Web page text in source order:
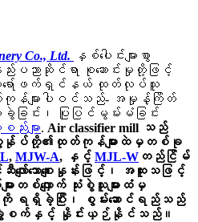
Co., Ltd.
နှစ်ပေါင်းများစွာ
ညာဆိုင်ရာ စုဆောင်းမှုတို့ဖြင့်
ရော်ဖက်ရှင်နယ် ထုတ်လုပ်သူ
များပါဝင်သည်- အမှုန့်ကြိတ်
ြင်း၊ ပြုပြင်မွမ်းမံခြင်း
များ. Air classifier mill သည်
ကျွန်ုပ်တို့၏ထုတ်ကုန်များထဲမှတစ်ခု
, MJW-A, နှင့် MJL-W တည်ငြိမ်
လျော်သောစျေးနှုန်းဖြင့်၊ အထူးသဖြင့်
းတစ်လျှောက် သုံးစွဲသူများထံမှ
စွာကို ရရှိခဲ့ပြီး၊ စွမ်းဆောင်ရည်သည်
ားခွဲစက်နှင့် နှိုင်းယှဉ်နိုင်သည်။